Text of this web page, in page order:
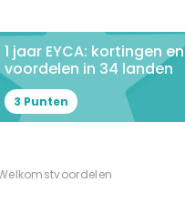
1 jaar EYCA: kortingen en
voordelen in 34 landen
3 Punten